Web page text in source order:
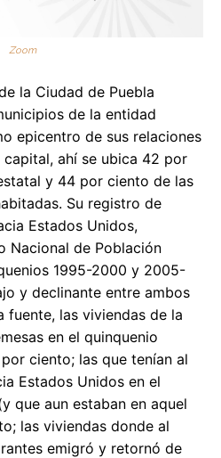
Zoom
la Ciudad de Puebla
de la entidad
epicentro de sus relaciones
ahí se ubica 42 por
y 44 por ciento de las
Su registro de
Estados Unidos,
Nacional de Población
1995-2000 y 2005-
y declinante entre ambos
fuente, las viviendas de la
en el quinquenio
ciento; las que tenían al
Estados Unidos en el
que aun estaban en aquel
las viviendas donde al
emigró y retornó de